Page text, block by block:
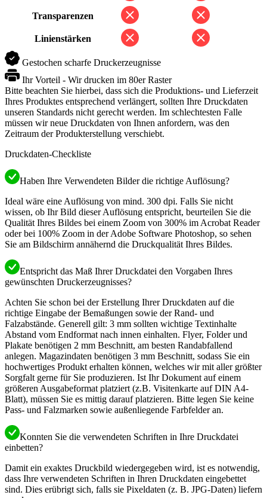
Transparenzen
Linienstärken
Gestochen scharfe Druckerzeugnisse
Ihr Vorteil - Wir drucken im 80er Raster
Bitte beachten Sie hierbei, dass sich die Produktions- und Lieferzeit
Ihres Produktes entsprechend verlängert, sollten Ihre Druckdaten
unseren Standards nicht gerecht werden. Im schlechtesten Falle
müssen wir neue Druckdaten von Ihnen anfordern, was den
Zeitraum der Produkterstellung verschiebt.
Druckdaten-Checkliste
Haben Ihre Verwendeten Bilder die richtige Auflösung?
Ideal wäre eine Auflösung von mind. 300 dpi. Falls Sie nicht
wissen, ob Ihr Bild dieser Auflösung entspricht, beurteilen Sie die
Qualität Ihres Bildes bei einem Zoom von 300% im Acrobat Reader
oder bei 100% Zoom in der Adobe Software Photoshop, so sehen
Sie am Bildschirm annähernd die Druckqualität Ihres Bildes.
Entspricht das Maß Ihrer Druckdatei den Vorgaben Ihres
gewünschten Druckerzeugnisses?
Achten Sie schon bei der Erstellung Ihrer Druckdaten auf die
richtige Eingabe der Bemaßungen sowie der Rand- und
Falzabstände. Generell gilt: 3 mm sollten wichtige Textinhalte
Abstand vom Endformat nach innen einhalten. Flyer, Folder und
Plakate benötigen 2 mm Beschnitt, am besten Randabfallend
anlegen. Magazindaten benötigen 3 mm Beschnitt, sodass Sie ein
hochwertiges Produkt erhalten können, welches wir mit aller größter
Sorgfalt gerne für Sie produzieren. Ist Ihr Dokument auf einem
größeren Ausgabeformat platziert (z.B. Visitenkarte auf DIN A4-
Blatt), müssen Sie es mittig darauf platzieren. Bitte legen Sie keine
Pass- und Falzmarken sowie außenliegende Farbfelder an.
Konnten Sie die verwendeten Schriften in Ihre Druckdatei
einbetten?
Damit ein exaktes Druckbild wiedergegeben wird, ist es notwendig,
dass Ihre verwendeten Schriften in Ihren Druckdaten eingebettet
sind. Dies erübrigt sich, falls sie Pixeldaten (z. B. JPG-Daten) liefern